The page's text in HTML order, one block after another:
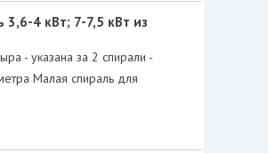
4 кВт; 7-7,5 кВт из
- указана за 2 спирали -
Малая спираль для